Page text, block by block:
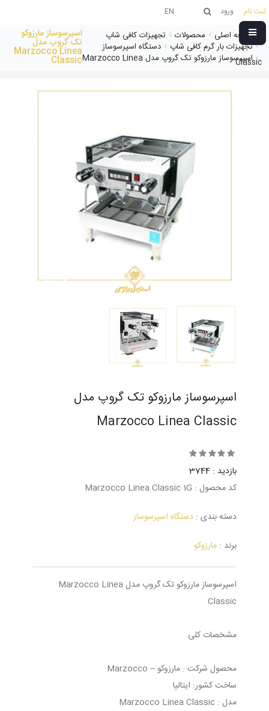
ثبت نام ورود EN
صفحه اصلی محصولات
تجهیزات کافی شاپ
تجهیزات بار گرم کافی شاپ
دستگاه اسپرسوساز
اسپرسوساز مارزوکو تک گروپ مدل Marzocco Linea
Classic
اسپرسوساز مارزوکو
تک گروپ مدل
Marzocco Linea
Classic
اسپرسوساز مارزوکو تک گروپ مدل
Marzocco Linea Classic
بازدید : 3744
کد محصول : Marzocco Linea Classic 1G
دسته بندی : دستگاه اسپرسوساز
برند : مارزوکو
اسپرسوساز مارزوکو تک گروپ مدل Marzocco Linea
Classic
مشخصات کلی
محصول شرکت : مارزوکو – Marzocco
ساخت کشور: ایتالیا
مدل : Marzocco Linea Classic